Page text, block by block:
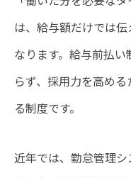
は、給与額だけでは
なります。給与前払
らず、採用力を高め
る制度です。
近年では、勤怠管理